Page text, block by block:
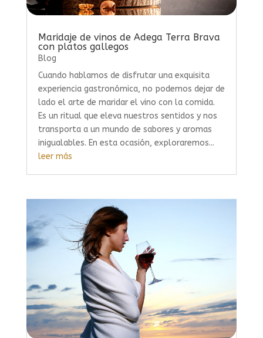
Maridaje de vinos de Adega Terra Brava
con platos gallegos
Blog
Cuando hablamos de disfrutar una exquisita
experiencia gastronómica, no podemos dejar de
lado el arte de maridar el vino con la comida.
Es un ritual que eleva nuestros sentidos y nos
transporta a un mundo de sabores y aromas
inigualables. En esta ocasión, exploraremos...
leer más